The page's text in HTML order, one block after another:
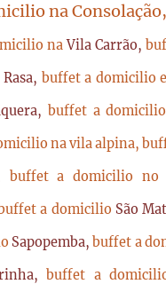
na
naVila Carrão,
buffet a domicilio
buffet a
na vila alpina,
buffet a domicilio no
a domicilio São
Sapopemba,buffet a
buffet a